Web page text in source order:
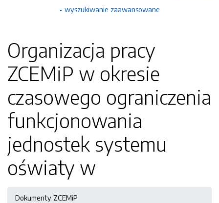
wyszukiwanie zaawansowane
Organizacja pracy
ZCEMiP w okresie
czasowego ograniczenia
funkcjonowania
jednostek systemu
oświaty w
Dokumenty ZCEMiP